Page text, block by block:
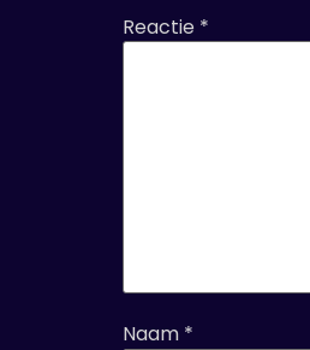
Reactie *
Naam *